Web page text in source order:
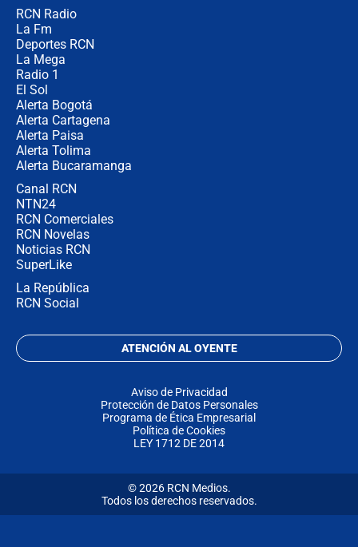
RCN Radio
La Fm
Deportes RCN
La Mega
Radio 1
El Sol
Alerta Bogotá
Alerta Cartagena
Alerta Paisa
Alerta Tolima
Alerta Bucaramanga
Canal RCN
NTN24
RCN Comerciales
RCN Novelas
Noticias RCN
SuperLike
La República
RCN Social
ATENCIÓN AL OYENTE
Aviso de Privacidad
Protección de Datos Personales
Programa de Ética Empresarial
Política de Cookies
LEY 1712 DE 2014
© 2026 RCN Medios.
Todos los derechos reservados.